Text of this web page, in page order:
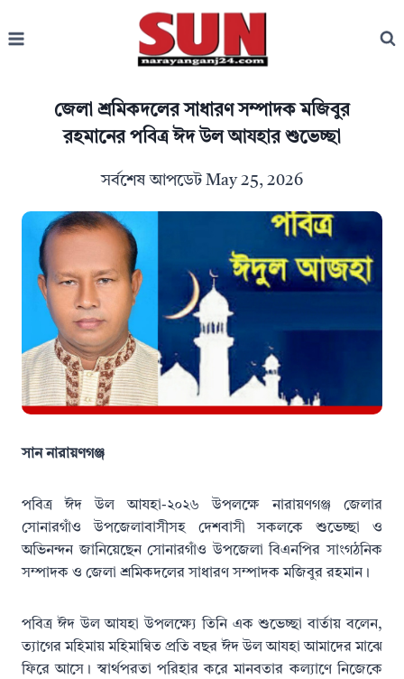
to
জেলা শ্রমিকদলের সাধারণ সম্পাদক মজিবুর
রহমানের পবিত্র ঈদ উল আযহার শুভেচ্ছা
সর্বশেষ আপডেট May 25, 2026
সান নারায়ণগঞ্জ
পবিত্র ঈদ উল আযহা-২০২৬ উপলক্ষে নারায়ণগঞ্জ জেলার
সোনারগাঁও উপজেলাবাসীসহ দেশবাসী সকলকে শুভেচ্ছা ও
অভিনন্দন জানিয়েছেন সোনারগাঁও উপজেলা বিএনপির সাংগঠনিক
সম্পাদক ও জেলা শ্রমিকদলের সাধারণ সম্পাদক মজিবুর রহমান।
পবিত্র ঈদ উল আযহা উপলক্ষ্যে তিনি এক শুভেচ্ছা বার্তায় বলেন,
ত্যাগের মহিমায় মহিমান্বিত প্রতি বছর ঈদ উল আযহা আমাদের মাঝে
ফিরে আসে। স্বার্থপরতা পরিহার করে মানবতার কল্যাণে নিজেকে